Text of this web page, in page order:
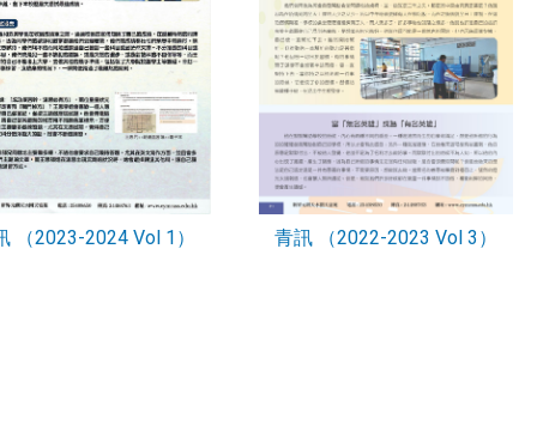
（2023-2024 Vol 1） 青訊 （2022-2023 Vol 3）